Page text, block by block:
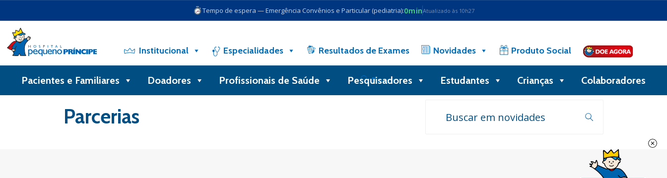
Tempo de espera — Emergência Convênios e Particular (pediatria):0minAtualizado às 10h27
Institucional Especialidades Resultados de Exames Novidades Produto Social
Busca
Pacientes e Familiares Doadores Profissionais de Saúde Pesquisadores Estudantes Crianças Colaboradores
Parcerias